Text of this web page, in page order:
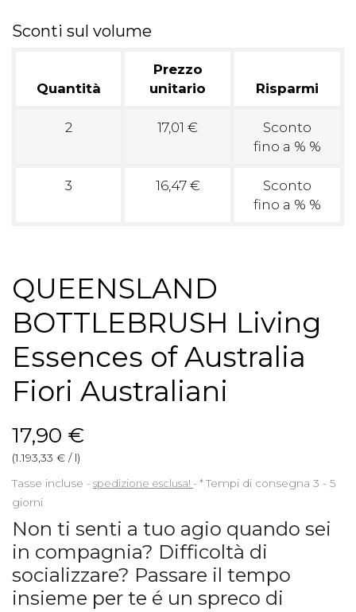
Sconti sul volume
Quantità
Prezzo
unitario
Risparmi
2 17,01 €
Sconto
fino a % %
3 16,47 €
Sconto
fino a % %
QUEENSLAND
BOTTLEBRUSH Living
Essences of Australia
Fiori Australiani
17,90 €
(1.193,33 € / l)
Tasse incluse
spedizione esclusa! *Tempi di consegna 3 - 5
giorni
Non ti senti a tuo agio quando sei
in compagnia? Difficoltà di
socializzare? Passare il tempo
insieme per te é un spreco di